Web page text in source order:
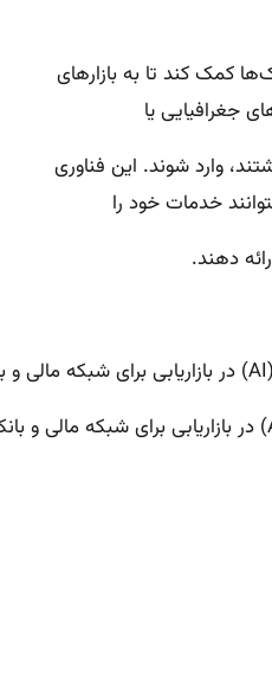
کمک کند تا به بازارهای
جغرافیایی یا
وارد شوند. این فناوری
خدمات خود را
دهند.